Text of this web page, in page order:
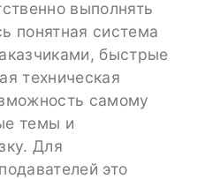
выполнять
понятная система
быстрые
техническая
самому
темы и
Для
это